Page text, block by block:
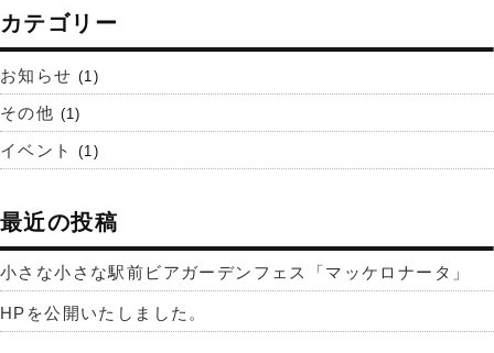
カテゴリー
お知らせ (1)
その他 (1)
イベント (1)
最近の投稿
小さな小さな駅前ビアガーデンフェス「マッケロナータ」
HPを公開いたしました。